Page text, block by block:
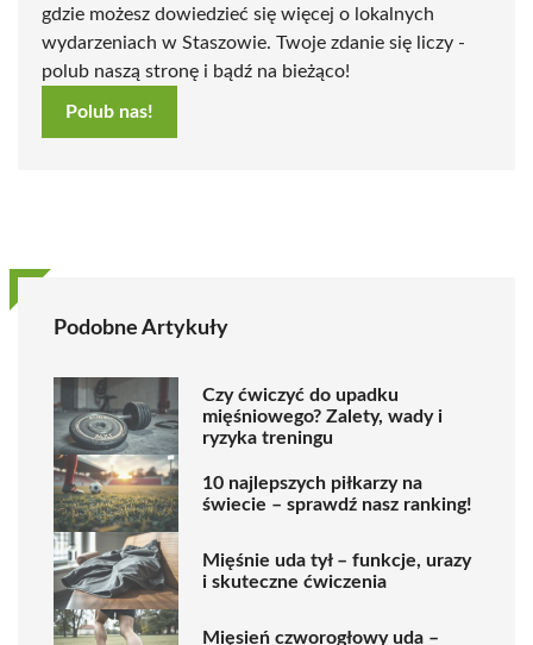
gdzie możesz dowiedzieć się więcej o lokalnych
wydarzeniach w Staszowie. Twoje zdanie się liczy -
polub naszą stronę i bądź na bieżąco!
Polub nas!
Podobne Artykuły
Czy ćwiczyć do upadku
mięśniowego? Zalety, wady i
ryzyka treningu
10 najlepszych piłkarzy na
świecie – sprawdź nasz ranking!
Mięśnie uda tył – funkcje, urazy
i skuteczne ćwiczenia
Mięsień czworogłowy uda –